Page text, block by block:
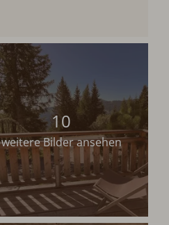
10
weitere Bilder ansehen